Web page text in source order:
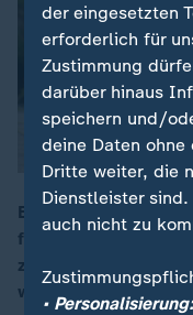
Ein verpflichtendes,
fordert der
zwischen den
werden.
der eingesetzten
erforderlich für
Zustimmung
darüber hinaus
speichern und/
deine Daten
Dritte weiter, die
Dienstleister
auch nicht zu
•